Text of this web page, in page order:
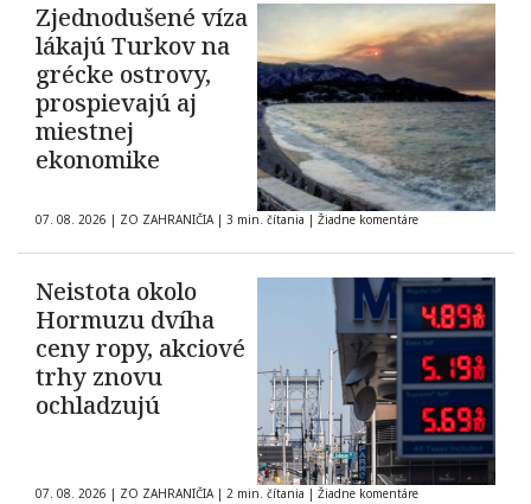
Zjednodušené víza
lákajú Turkov na
grécke ostrovy,
prospievajú aj
miestnej
ekonomike
07. 08. 2026 | ZO ZAHRANIČIA | 3 min. čítania | Žiadne komentáre
Neistota okolo
Hormuzu dvíha
ceny ropy, akciové
trhy znovu
ochladzujú
07. 08. 2026 | ZO ZAHRANIČIA | 2 min. čítania | Žiadne komentáre